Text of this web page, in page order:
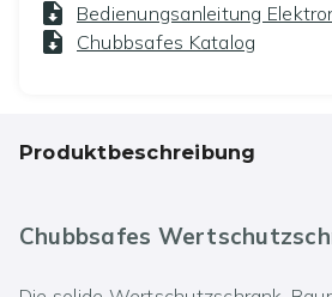
Bedienungsanleitung
Chubbsafes Katalog
Produktbeschreibung
Chubbsafes